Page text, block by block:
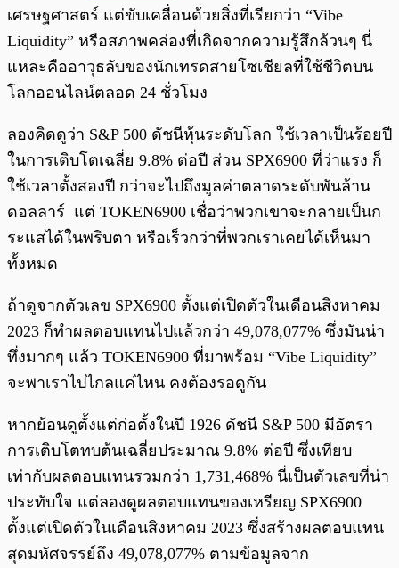
เศรษฐศาสตร์ แต่ขับเคลื่อนด้วยสิ่งที่เรียกว่า “Vibe
Liquidity” หรือสภาพคล่องที่เกิดจากความรู้สึกล้วนๆ นี่
แหละคืออาวุธลับของนักเทรดสายโซเชียลที่ใช้ชีวิตบน
โลกออนไลน์ตลอด 24 ชั่วโมง
ลองคิดดูว่า S&P 500 ดัชนีหุ้นระดับโลก ใช้เวลาเป็นร้อยปี
ในการเติบโตเฉลี่ย 9.8% ต่อปี ส่วน SPX6900 ที่ว่าแรง ก็
ใช้เวลาตั้งสองปี กว่าจะไปถึงมูลค่าตลาดระดับพันล้าน
ดอลลาร์ แต่ TOKEN6900 เชื่อว่าพวกเขาจะกลายเป็นก
ระแสได้ในพริบตา หรือเร็วกว่าที่พวกเราเคยได้เห็นมา
ทั้งหมด
ถ้าดูจากตัวเลข SPX6900 ตั้งแต่เปิดตัวในเดือนสิงหาคม
2023 ก็ทำผลตอบแทนไปแล้วกว่า 49,078,077% ซึ่งมันน่า
ทึ่งมากๆ แล้ว TOKEN6900 ที่มาพร้อม “Vibe Liquidity”
จะพาเราไปไกลแค่ไหน คงต้องรอดูกัน
หากย้อนดูตั้งแต่ก่อตั้งในปี 1926 ดัชนี S&P 500 มีอัตรา
การเติบโตทบต้นเฉลี่ยประมาณ 9.8% ต่อปี ซึ่งเทียบ
เท่ากับผลตอบแทนรวมกว่า 1,731,468% นี่เป็นตัวเลขที่น่า
ประทับใจ แต่ลองดูผลตอบแทนของเหรียญ SPX6900
ตั้งแต่เปิดตัวในเดือนสิงหาคม 2023 ซึ่งสร้างผลตอบแทน
สุดมหัศจรรย์ถึง 49,078,077% ตามข้อมูลจาก